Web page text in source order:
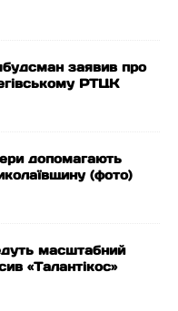
заявив про
РТЦК
допомагають
(фото)
масштабний
«Талантікос»